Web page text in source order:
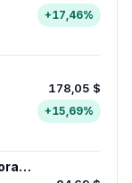
+17,46%
178,05 $
+15,69%
Microchip Technology Incorporated